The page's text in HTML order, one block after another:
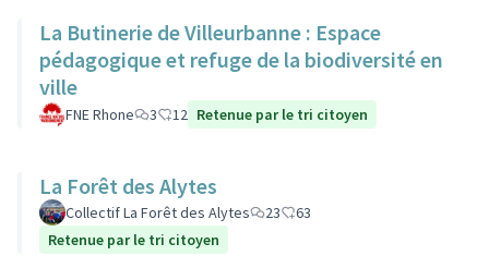
La Butinerie de Villeurbanne : Espace
pédagogique et refuge de la biodiversité en
ville
FNE Rhone 3 12 Retenue par le tri citoyen
La Forêt des Alytes
Collectif La Forêt des Alytes 23
63
Retenue par le tri citoyen